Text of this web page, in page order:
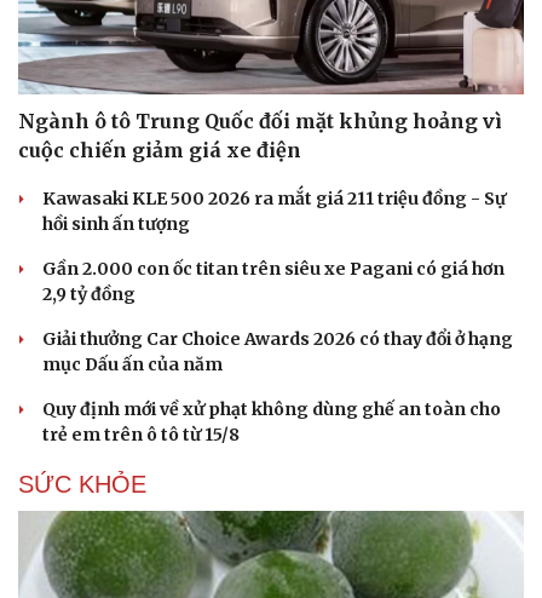
Ngành ô tô Trung Quốc đối mặt khủng hoảng vì
cuộc chiến giảm giá xe điện
Kawasaki KLE 500 2026 ra mắt giá 211 triệu đồng - Sự
hồi sinh ấn tượng
Gần 2.000 con ốc titan trên siêu xe Pagani có giá hơn
2,9 tỷ đồng
Giải thưởng Car Choice Awards 2026 có thay đổi ở hạng
mục Dấu ấn của năm
Quy định mới về xử phạt không dùng ghế an toàn cho
trẻ em trên ô tô từ 15/8
SỨC KHỎE